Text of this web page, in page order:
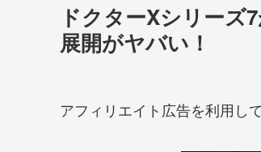
ドクターXシリーズ
展開がヤバい！
アフィリエイト広告を利用して